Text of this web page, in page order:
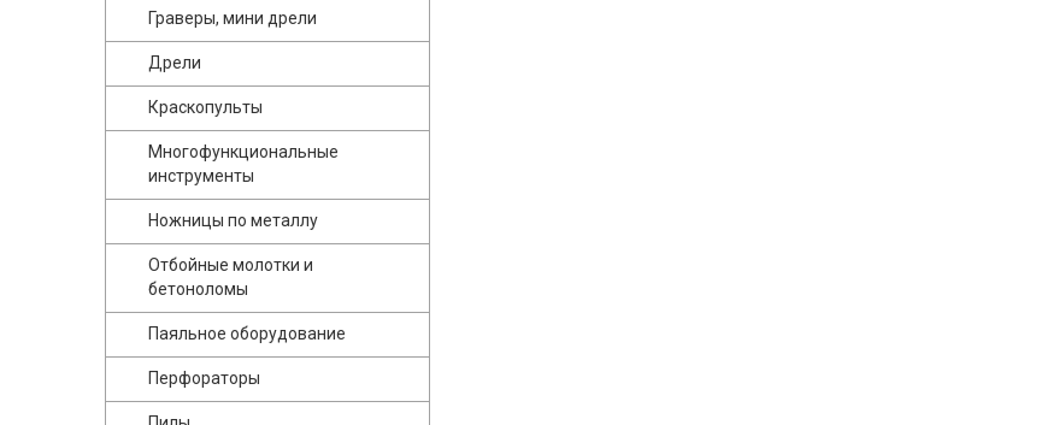
Граверы, мини дрели
Дрели
Краскопульты
Многофункциональные
инструменты
Ножницы по металлу
Отбойные молотки и
бетоноломы
Паяльное оборудование
Перфораторы